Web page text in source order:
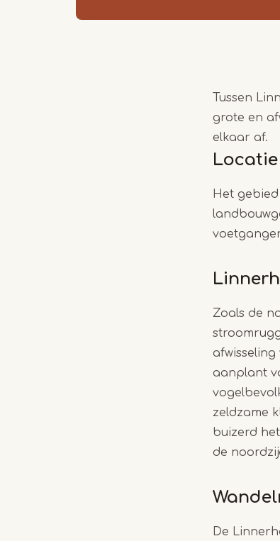
Tussen
grote en
elkaar af.
Locatie
Het
Zoals de
aanplant
zeldzame
buizerd
de
De